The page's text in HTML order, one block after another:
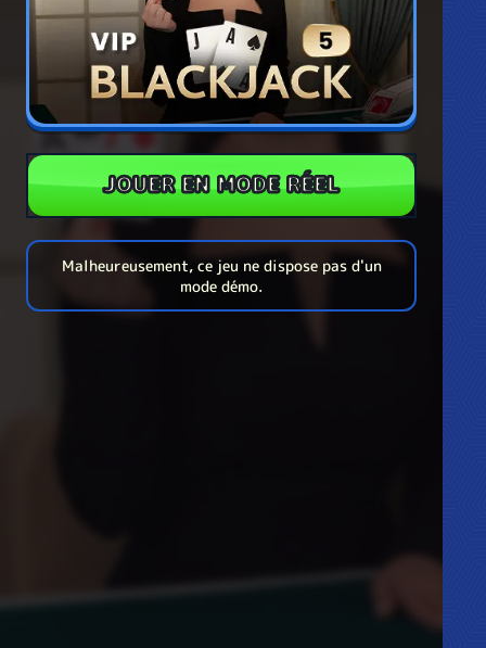
JOUER EN MODE RÉEL
Malheureusement, ce jeu ne dispose pas d'un
mode démo.